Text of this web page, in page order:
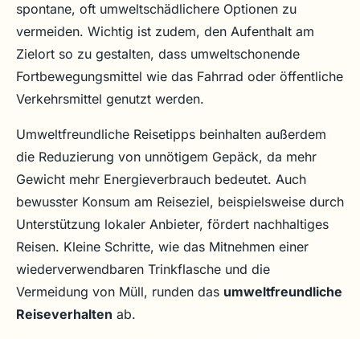
spontane, oft umweltschädlichere Optionen zu
vermeiden. Wichtig ist zudem, den Aufenthalt am
Zielort so zu gestalten, dass umweltschonende
Fortbewegungsmittel wie das Fahrrad oder öffentliche
Verkehrsmittel genutzt werden.
Umweltfreundliche Reisetipps beinhalten außerdem
die Reduzierung von unnötigem Gepäck, da mehr
Gewicht mehr Energieverbrauch bedeutet. Auch
bewusster Konsum am Reiseziel, beispielsweise durch
Unterstützung lokaler Anbieter, fördert nachhaltiges
Reisen. Kleine Schritte, wie das Mitnehmen einer
wiederverwendbaren Trinkflasche und die
Vermeidung von Müll, runden das umweltfreundliche
Reiseverhalten ab.